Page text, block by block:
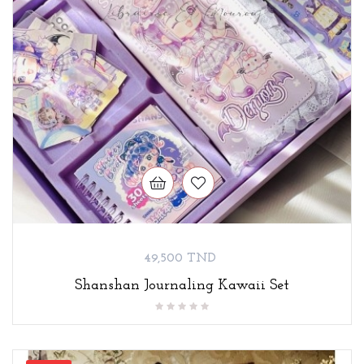
Prix
49,500 TND
Shanshan Journaling Kawaii Set